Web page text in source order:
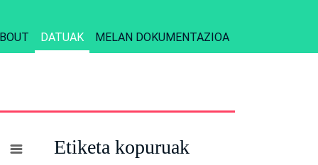
DATUAK MELAN DOKUMENTAZIOA
Etiketa kopuruak